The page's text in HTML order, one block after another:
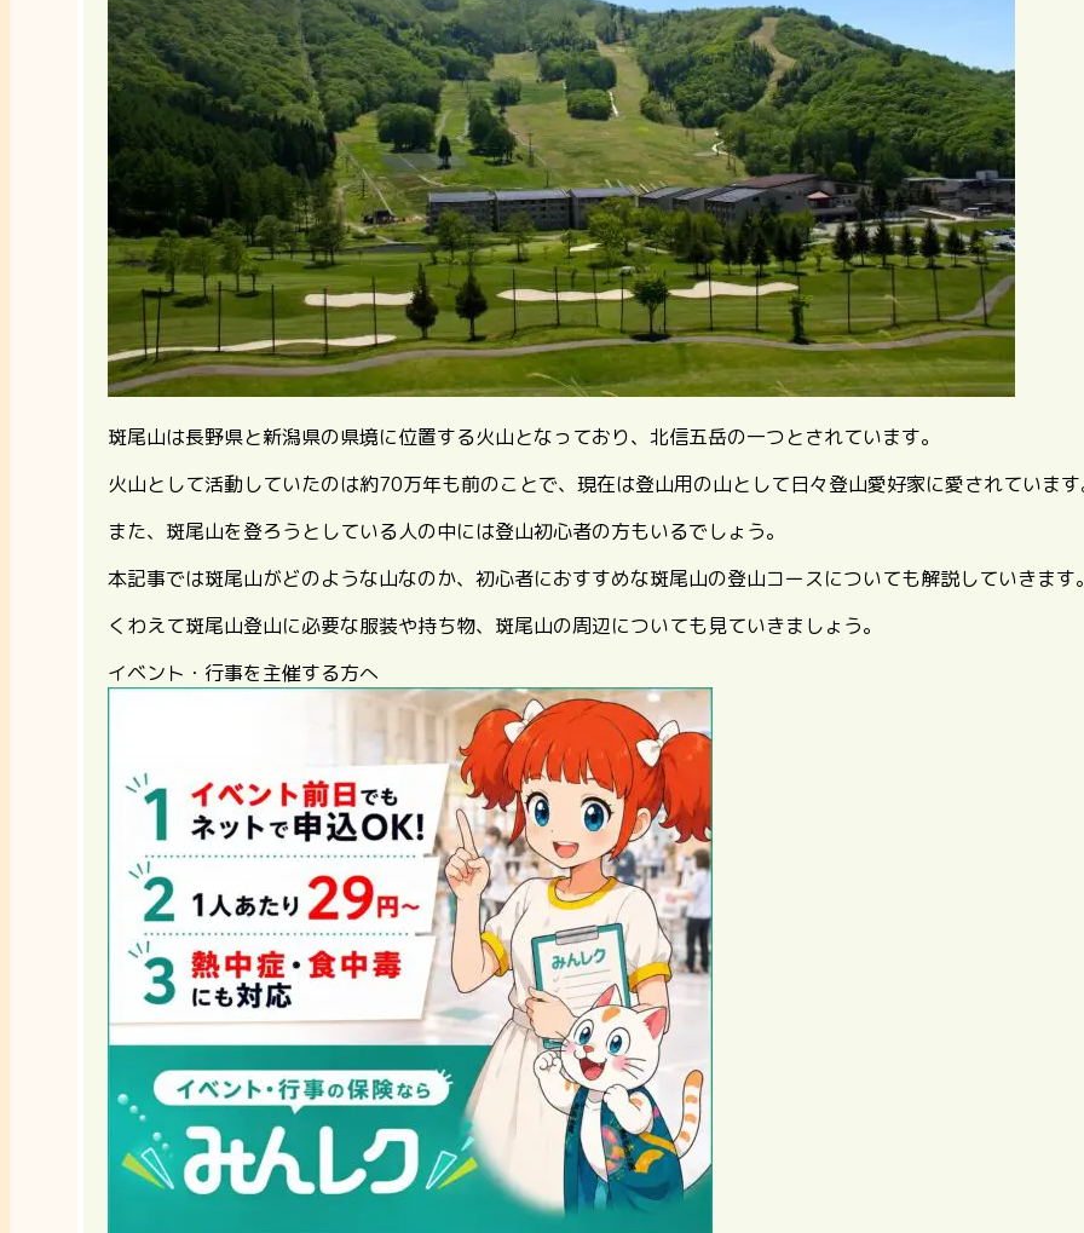
斑尾山は長野県と新潟県の県境に位置する火山となっており、北信五岳の一つとされています。
火山として活動していたのは約70万年も前のことで、現在は登山用の山として日々登山愛好家に愛されていま
また、斑尾山を登ろうとしている人の中には登山初心者の方もいるでしょう。
本記事では斑尾山がどのような山なのか、初心者におすすめな斑尾山の登山コースについても解説していきます
くわえて斑尾山登山に必要な服装や持ち物、斑尾山の周辺についても見ていきましょう。
イベント・行事を主催する方へ